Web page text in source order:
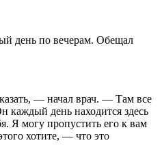
день по вечерам. Обещал
— начал врач. — Там все
каждый день находится здесь
Я могу пропустить его к вам
хотите, — что это